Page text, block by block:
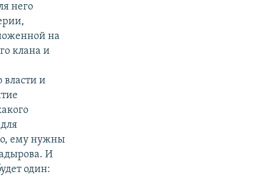
него
на
клана и
власти и
ему нужны
И
один: